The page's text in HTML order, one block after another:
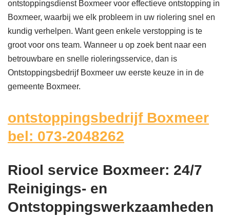
ontstoppingsdienst Boxmeer voor effectieve ontstopping in
Boxmeer, waarbij we elk probleem in uw riolering snel en
kundig verhelpen. Want geen enkele verstopping is te
groot voor ons team. Wanneer u op zoek bent naar een
betrouwbare en snelle rioleringsservice, dan is
Ontstoppingsbedrijf Boxmeer uw eerste keuze in in de
gemeente Boxmeer.
ontstoppingsbedrijf Boxmeer
bel: 073-2048262
Riool service Boxmeer: 24/7
Reinigings- en
Ontstoppingswerkzaamheden